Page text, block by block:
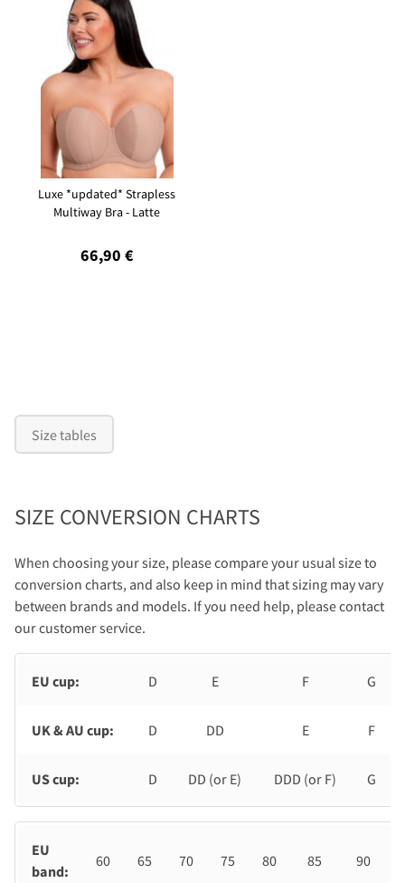
Luxe *updated* Strapless
Multiway Bra - Latte
66,90 €
Size tables
SIZE CONVERSION CHARTS
When choosing your size, please compare your usual size to
conversion charts, and also keep in mind that sizing may vary
between brands and models. If you need help, please contact
our customer service.
EU cup: D E F G
UK & AU cup: D DD E F
US cup: D DD (or E) DDD (or F) G
EU
band:
60 65 70 75 80 85 90